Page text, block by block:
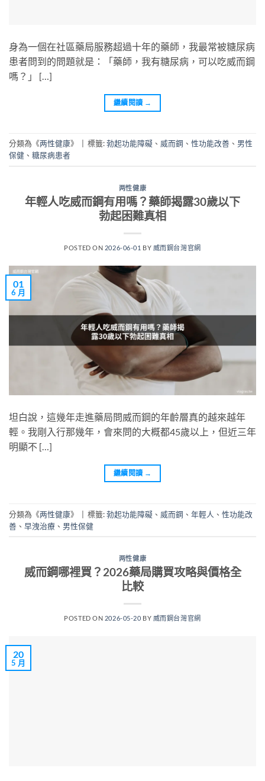
身為一個在社區藥局服務超過十年的藥師，我最常被糖尿病
患者問到的問題就是：「藥師，我有糖尿病，可以吃威而鋼
嗎？」 […]
繼續閱讀 →
分類為《两性健康》 標籤:勃起功能障礙 、 威而鋼 、 性功能改善 、 男性
保健 、 糖尿病患者
两性健康
年輕人吃威而鋼有用嗎？藥師揭露30歲以下
勃起困難真相
POSTED ON 2026-06-01 BY 威而鋼台灣官網
01
6 月
坦白說，這幾年走進藥局問威而鋼的年齡層真的越來越年
輕。我剛入行那幾年，會來問的大概都45歲以上，但近三年
明顯不 […]
繼續閱讀 →
分類為《两性健康》 標籤:勃起功能障礙 、 威而鋼 、 年輕人 、 性功能改
善 、 早洩治療 、 男性保健
两性健康
威而鋼哪裡買？2026藥局購買攻略與價格全
比較
POSTED ON 2026-05-20 BY 威而鋼台灣官網
20
5 月